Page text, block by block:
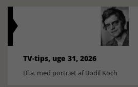
TV-tips, uge 31, 2026
Bl.a. med portræt af Bodil Koch